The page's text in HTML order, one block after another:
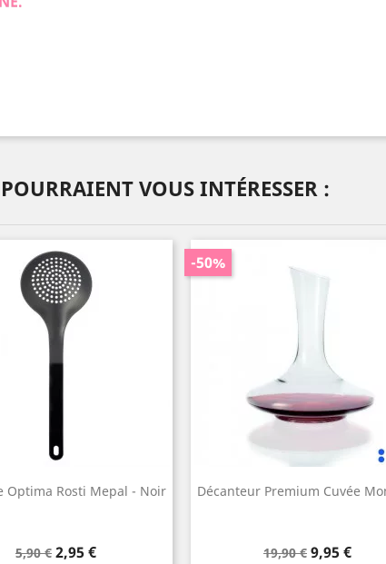
VOUS INTÉRESSER :
Optima Rosti Mepal - Noir
Prix
5,90 € Prix
2,95 €
Décanteur Premium Cuvée
Prix
19,90 €
-50%
Prix
9,95 €